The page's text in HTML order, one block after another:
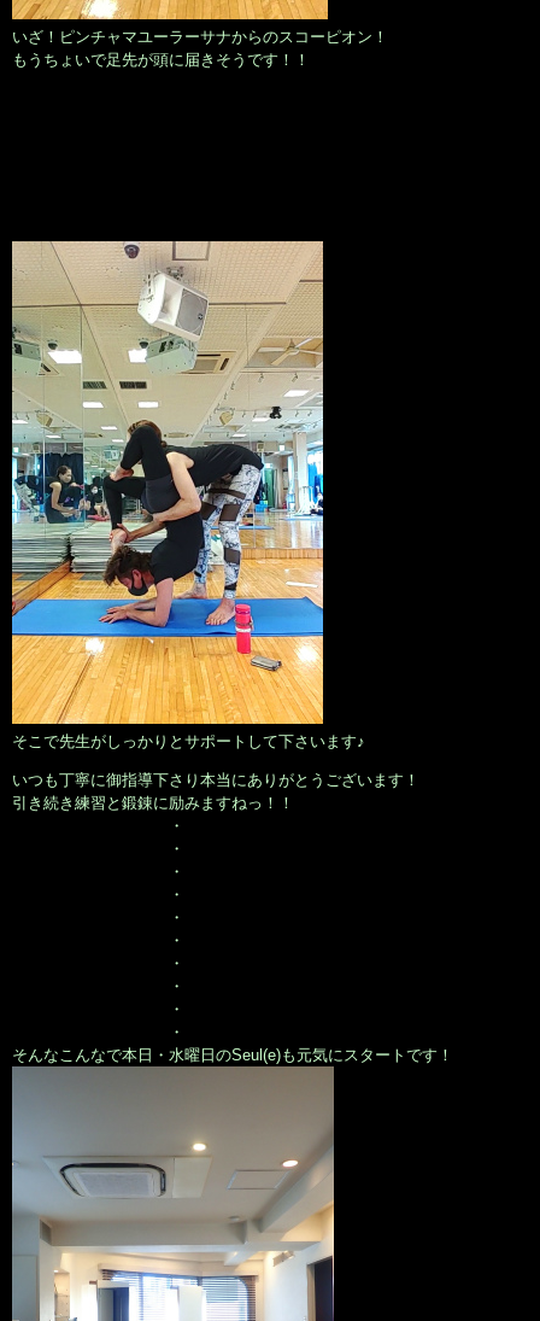
いざ！ピンチャマユーラーサナからのスコーピオン！
もうちょいで足先が頭に届きそうです！！
そこで先生がしっかりとサポートして下さいます♪
いつも丁寧に御指導下さり本当にありがとうございます！
引き続き練習と鍛錬に励みますねっ！！
・
・
・
・
・
・
・
・
・
・
そんなこんなで本日・水曜日のSeul(e)も元気にスタートです！